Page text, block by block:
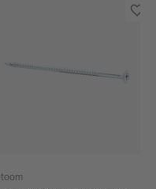
toom